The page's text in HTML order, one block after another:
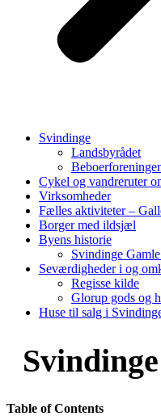
Svindinge
Landsbyrådet
Cykel og vandreruter
Virksomheder
Fælles aktiviteter –
Borger med ildsjæl
Byens historie
Svindinge
Seværdigheder i og
Regisse kilde
Glorup gods og
Huse til salg i
Svindinge
Table of Contents